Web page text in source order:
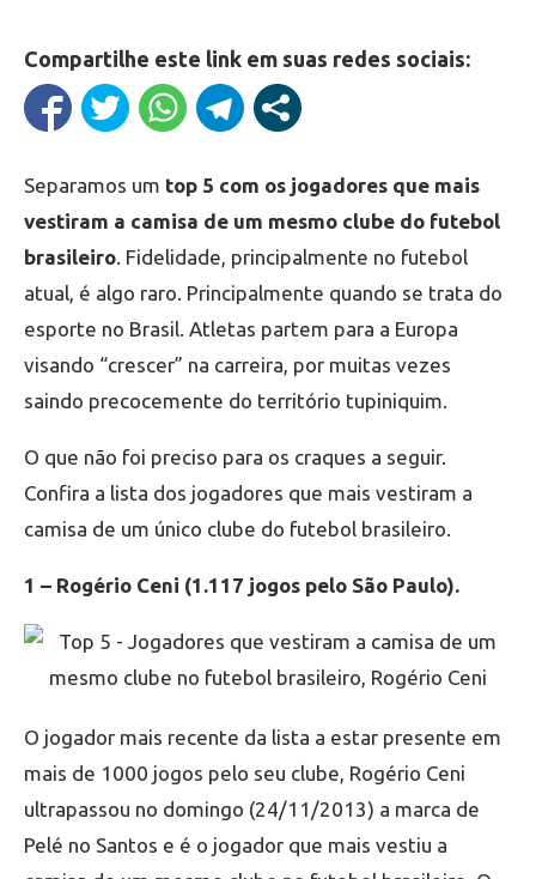
Compartilhe este link em suas redes sociais:
Separamos um top 5 com os jogadores que mais
vestiram a camisa de um mesmo clube do futebol
brasileiro . Fidelidade, principalmente no futebol
atual, é algo raro. Principalmente quando se trata do
esporte no Brasil. Atletas partem para a Europa
visando “crescer” na carreira, por muitas vezes
saindo precocemente do território tupiniquim.
O que não foi preciso para os craques a seguir.
Confira a lista dos jogadores que mais vestiram a
camisa de um único clube do futebol brasileiro.
1 – Rogério Ceni (1.117 jogos pelo São Paulo).
O jogador mais recente da lista a estar presente em
mais de 1000 jogos pelo seu clube, Rogério Ceni
ultrapassou no domingo (24/11/2013) a marca de
Pelé no Santos e é o jogador que mais vestiu a